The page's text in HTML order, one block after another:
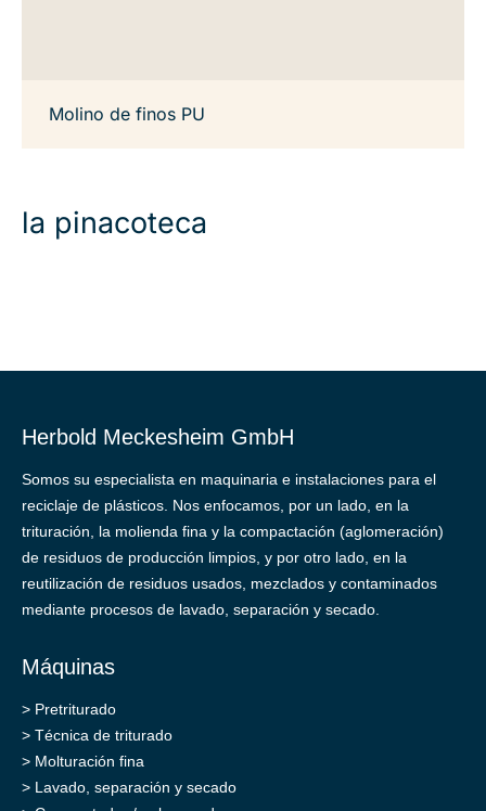
Molino de finos PU
la pinacoteca
Herbold Meckesheim GmbH
Somos su especialista en maquinaria e instalaciones para el
reciclaje de plásticos. Nos enfocamos, por un lado, en la
trituración, la molienda fina y la compactación (aglomeración)
de residuos de producción limpios, y por otro lado, en la
reutilización de residuos usados, mezclados y contaminados
mediante procesos de lavado, separación y secado.
Máquinas
> Pretriturado
> Técnica de triturado
> Molturación fina
> Lavado, separación y secado